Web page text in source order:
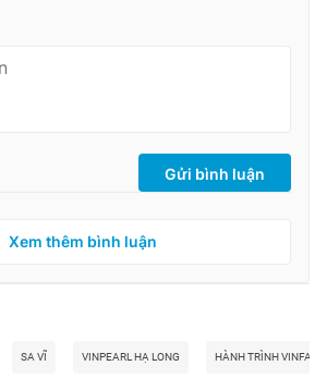
Gửi bình luận
Xem thêm bình luận
SA VĨ VINPEARL HẠ LONG HÀNH TRÌNH VINFAST